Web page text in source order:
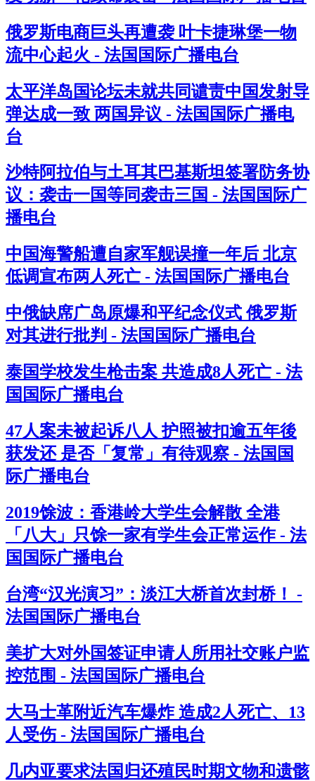
俄罗斯电商巨头再遭袭 叶卡捷琳堡一物
流中心起火 - 法国国际广播电台
太平洋岛国论坛未就共同谴责中国发射导
弹达成一致 两国异议 - 法国国际广播电
台
沙特阿拉伯与土耳其巴基斯坦签署防务协
议：袭击一国等同袭击三国 - 法国国际广
播电台
中国海警船遭自家军舰误撞一年后 北京
低调宣布两人死亡 - 法国国际广播电台
中俄缺席广岛原爆和平纪念仪式 俄罗斯
对其进行批判 - 法国国际广播电台
泰国学校发生枪击案 共造成8人死亡 - 法
国国际广播电台
47人案未被起诉八人 护照被扣逾五年後
获发还 是否「复常」有待观察 - 法国国
际广播电台
2019馀波：香港岭大学生会解散 全港
「八大」只馀一家有学生会正常运作 - 法
国国际广播电台
台湾“汉光演习”：淡江大桥首次封桥！ -
法国国际广播电台
美扩大对外国签证申请人所用社交账户监
控范围 - 法国国际广播电台
大马士革附近汽车爆炸 造成2人死亡、13
人受伤 - 法国国际广播电台
几内亚要求法国归还殖民时期文物和遗骸